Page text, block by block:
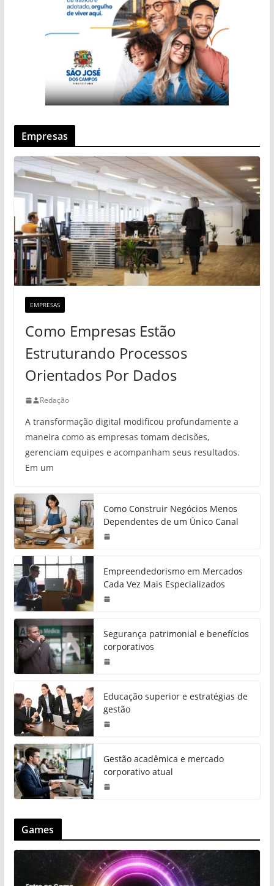
Empresas
EMPRESAS
Como Empresas Estão
Estruturando Processos
Orientados Por Dados
Redação
A transformação digital modificou profundamente a
maneira como as empresas tomam decisões,
gerenciam equipes e acompanham seus resultados.
Em um
Como Construir Negócios Menos
Dependentes de um Único Canal
Empreendedorismo em Mercados
Cada Vez Mais Especializados
Segurança patrimonial e benefícios
corporativos
Educação superior e estratégias de
gestão
Gestão acadêmica e mercado
corporativo atual
Games